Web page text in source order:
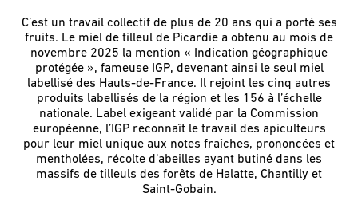
C’est un travail collectif de plus de 20 ans qui a porté ses
fruits. Le miel de tilleul de Picardie a obtenu au mois de
novembre 2025 la mention « Indication géographique
protégée », fameuse IGP, devenant ainsi le seul miel
labellisé des Hauts-de-France. Il rejoint les cinq autres
produits labellisés de la région et les 156 à l’échelle
nationale. Label exigeant validé par la Commission
européenne, l’IGP reconnaît le travail des apiculteurs
pour leur miel unique aux notes fraîches, prononcées et
mentholées, récolte d’abeilles ayant butiné dans les
massifs de tilleuls des forêts de Halatte, Chantilly et
Saint-Gobain.